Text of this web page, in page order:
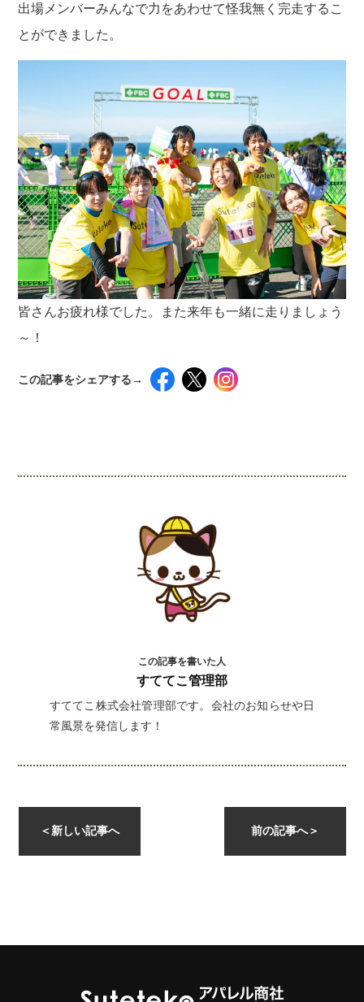
出場メンバーみんなで力をあわせて怪我無く完走するこ
とができました。
皆さんお疲れ様でした。また来年も一緒に走りましょう
～！
この記事をシェアする→
この記事を書いた人
すててこ管理部
すててこ株式会社管理部です。会社のお知らせや日
常風景を発信します！
前の記事へ＞
＜ 新しい記事へ